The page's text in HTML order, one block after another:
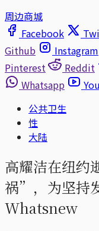
周边商城
Facebook
Github
Instagram
Pinterest
Reddit
Whatsapp
公共卫生
性
大陆
高耀洁在纽约
祸”，为坚持
Whatsnew